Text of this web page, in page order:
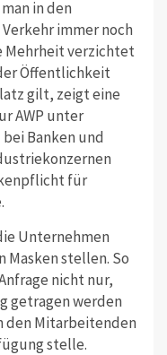
in den
immer noch
Mehrheit verzichtet
Öffentlichkeit
gilt, zeigt eine
AWP unter
Banken und
für
Unternehmen
Masken stellen. So
nicht nur,
getragen werden
den Mitarbeitenden
stelle.